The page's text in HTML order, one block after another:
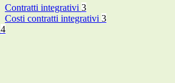
Contratti integrativi 3
Costi contratti integrativi 3
4